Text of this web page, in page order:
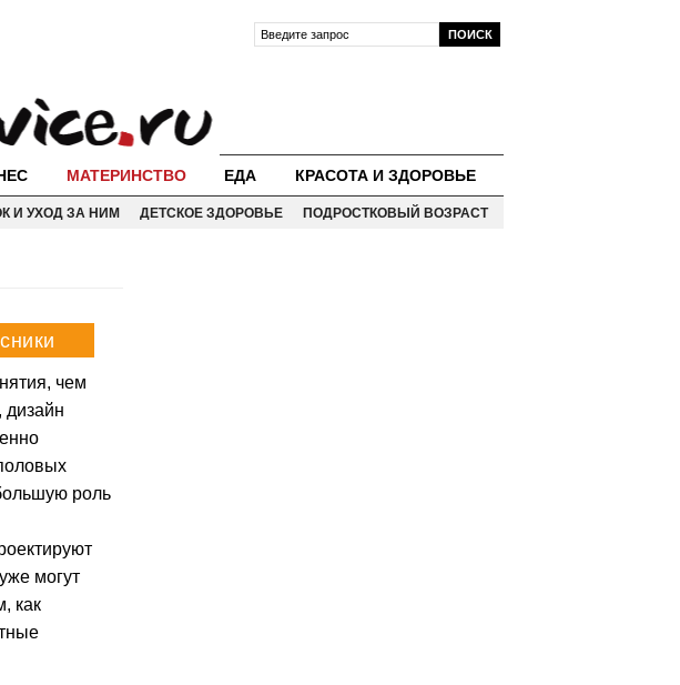
МАТЕРИНСТВО ЕДА
КРАСОТА И ЗДОРОВЬЕ
И УХОД ЗА НИМ ДЕТСКОЕ ЗДОРОВЬЕ ПОДРОСТКОВЫЙ ВОЗРАСТ
чем
дизайн
роль
могут
как